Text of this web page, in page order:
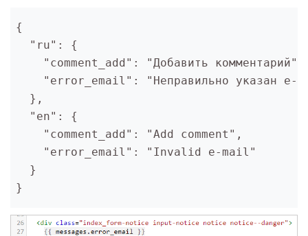
{
"ru": {
"comment_add": "Добавить комментарий",
"error_email": "Неправильно указан e-
},
"en": {
"comment_add": "Add comment",
"error_email": "Invalid e-mail"
}
}